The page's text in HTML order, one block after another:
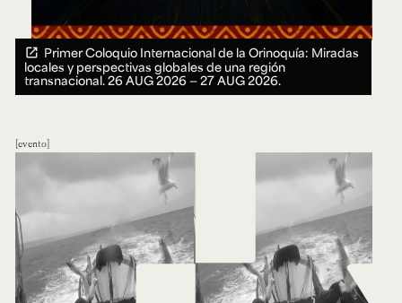
Primer Coloquio Internacional de la Orinoquía: Miradas
locales y perspectivas globales de una región
transnacional.26 AUG 2026 ― 27 AUG 2026.
evento